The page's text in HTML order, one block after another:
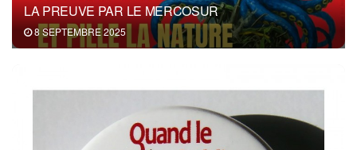
LA PREUVE PAR LE MERCOSUR
8 SEPTEMBRE 2025